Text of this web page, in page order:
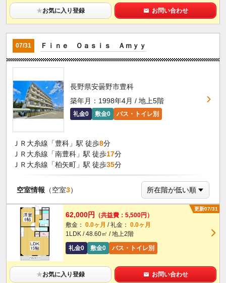
★お気に入り登録 お問い合わせ
07/31 Ｆｉｎｅ Ｏａｓｉｓ Ａｍｙｙ
長野県安曇野市豊科
築年月：1998年4月 / 地上5階
礼金0 敷金0 バス・トイレ別
ＪＲ大糸線「豊科」駅 徒歩8分
ＪＲ大糸線「南豊科」駅 徒歩17分
ＪＲ大糸線「柏矢町」駅 徒歩35分
空室情報 （空室3）
更新07/31
62,000円
（共益費：5,500円）
敷金： 0.0ヶ月 / 礼金： 0.0ヶ月
1LDK / 48.60㎡ / 地上2階
礼金0
敷金0 バス・トイレ別
★お気に入り登録 お問い合わせ